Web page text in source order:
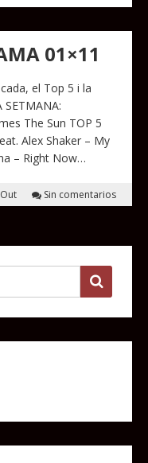
01×11
el Top 5 i la
SETMANA:
The Sun TOP 5
Alex Shaker – My
– Right Now…
Sin comentarios